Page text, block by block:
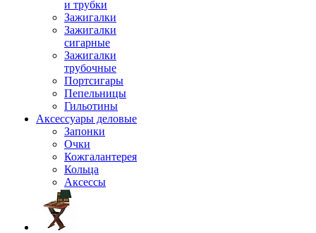
и трубки
Зажигалки
Зажигалки
сигарные
Зажигалки
трубочные
Портсигары
Пепельницы
Гильотины
Аксессуары деловые
Запонки
Очки
Кожгалантерея
Кольца
Аксессы